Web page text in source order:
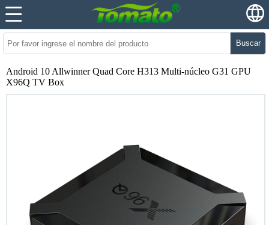
Buscar
Android 10 Allwinner Quad Core H313 Multi-núcleo G31 GPU
X96Q TV Box